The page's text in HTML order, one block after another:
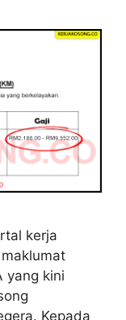
kerja
yang kini
Kepada